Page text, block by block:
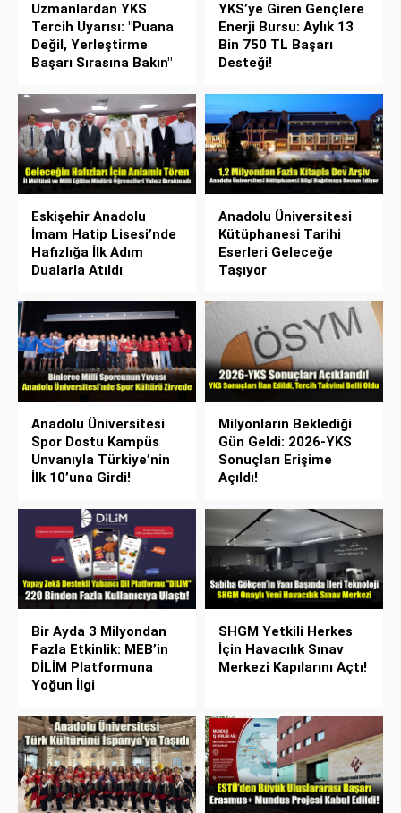
Uzmanlardan YKS
Tercih Uyarısı: "Puana
Değil, Yerleştirme
Başarı Sırasına Bakın"
YKS’ye Giren Gençlere
Enerji Bursu: Aylık 13
Bin 750 TL Başarı
Desteği!
Eskişehir Anadolu
İmam Hatip Lisesi’nde
Hafızlığa İlk Adım
Dualarla Atıldı
Anadolu Üniversitesi
Kütüphanesi Tarihi
Eserleri Geleceğe
Taşıyor
Anadolu Üniversitesi
Spor Dostu Kampüs
Unvanıyla Türkiye’nin
İlk 10’una Girdi!
Milyonların Beklediği
Gün Geldi: 2026-YKS
Sonuçları Erişime
Açıldı!
Bir Ayda 3 Milyondan
Fazla Etkinlik: MEB’in
DİLİM Platformuna
Yoğun İlgi
SHGM Yetkili Herkes
İçin Havacılık Sınav
Merkezi Kapılarını Açtı!